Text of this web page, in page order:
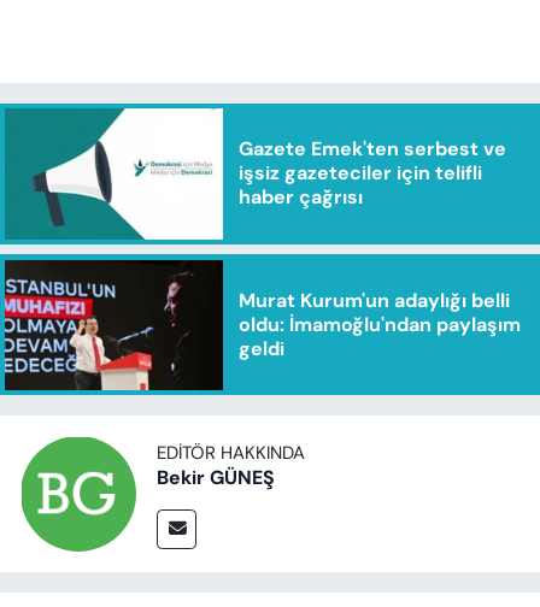
Gazete Emek'ten serbest ve
işsiz gazeteciler için telifli
haber çağrısı
Murat Kurum'un adaylığı belli
oldu: İmamoğlu'ndan paylaşım
geldi
EDITÖR HAKKINDA
Bekir GÜNEŞ